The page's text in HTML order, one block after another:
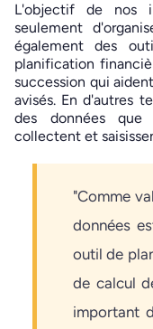
L'objectif de nos
seulement
également des
planification
succession qui
avisés. En d'autres
des données
collectent et
"Comme
données
outil de
de calcul
important